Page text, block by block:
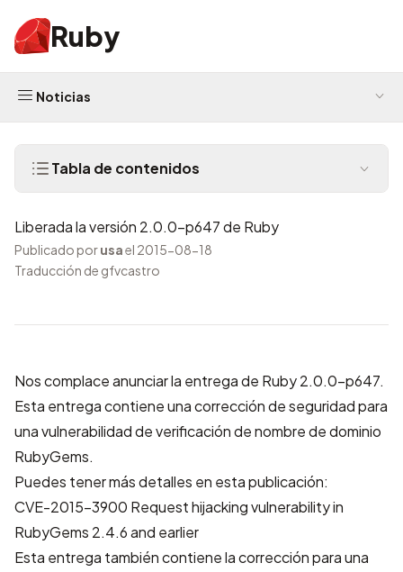
Ruby
Noticias
Tabla de contenidos
Liberada la versión 2.0.0-p647 de Ruby
Publicado porusael 2015-08-18
Traducción de gfvcastro
Nos complace anunciar la entrega de Ruby 2.0.0-p647.
Esta entrega contiene una corrección de seguridad para
una vulnerabilidad de verificación de nombre de dominio
RubyGems.
Puedes tener más detalles en esta publicación:
CVE-2015-3900 Request hijacking vulnerability in
RubyGems 2.4.6 and earlier
Esta entrega también contiene la corrección para una